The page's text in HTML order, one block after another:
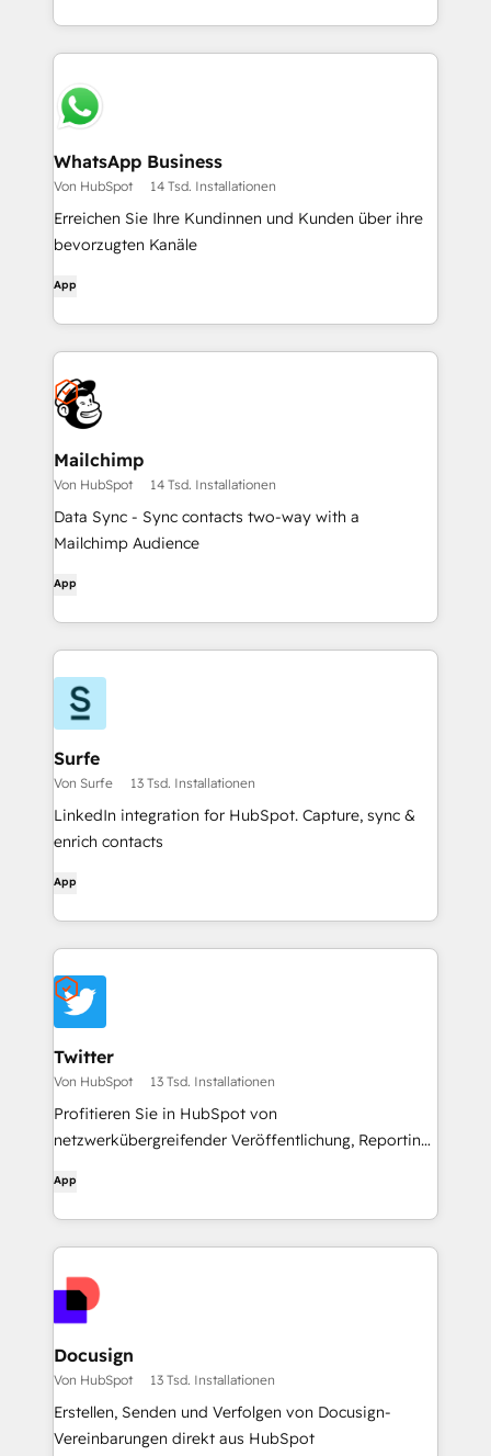
WhatsApp Business
Von HubSpot 14 Tsd. Installationen
Erreichen Sie Ihre Kundinnen und Kunden über ihre
bevorzugten Kanäle
App
Mailchimp
Von HubSpot 14 Tsd. Installationen
Data Sync - Sync contacts two-way with a
Mailchimp Audience
App
Surfe
Von Surfe 13 Tsd. Installationen
LinkedIn integration for HubSpot. Capture, sync &
enrich contacts
App
Twitter
Von HubSpot 13 Tsd. Installationen
Profitieren Sie in HubSpot von
netzwerkübergreifender Veröffentlichung, Reporting
App
Docusign
Von HubSpot 13 Tsd. Installationen
Erstellen, Senden und Verfolgen von Docusign-
Vereinbarungen direkt aus HubSpot